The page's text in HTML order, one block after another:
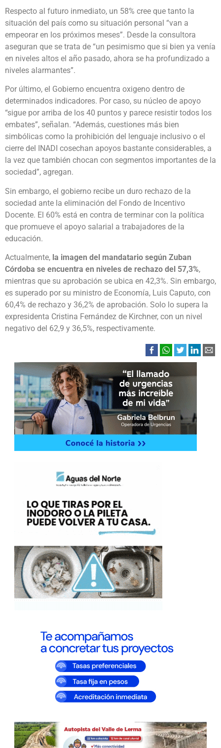
Respecto al futuro inmediato, un 58% cree que tanto la
situación del país como su situación personal “van a
empeorar en los próximos meses”. Desde la consultora
aseguran que se trata de “un pesimismo que si bien ya venía
en niveles altos el año pasado, ahora se ha profundizado a
niveles alarmantes”.
Por último, el Gobierno encuentra oxigeno dentro de
determinados indicadores. Por caso, su núcleo de apoyo
“sigue por arriba de los 40 puntos y parece resistir todos los
embates”, señalan. “Además, cuestiones más bien
simbólicas como la prohibición del lenguaje inclusivo o el
cierre del INADI cosechan apoyos bastante considerables, a
la vez que también chocan con segmentos importantes de la
sociedad”, agregan.
Sin embargo, el gobierno recibe un duro rechazo de la
sociedad ante la eliminación del Fondo de Incentivo
Docente. El 60% está en contra de terminar con la política
que promueve el apoyo salarial a trabajadores de la
educación.
Actualmente, la imagen del mandatario según Zuban
Córdoba se encuentra en niveles de rechazo del 57,3%,
mientras que su aprobación se ubica en 42,3%. Sin embargo,
es superado por su ministro de Economía, Luis Caputo, con
60,4% de rechazo y 36,2% de aprobación. Solo lo supera la
expresidenta Cristina Fernández de Kirchner, con un nivel
negativo del 62,9 y 36,5%, respectivamente.